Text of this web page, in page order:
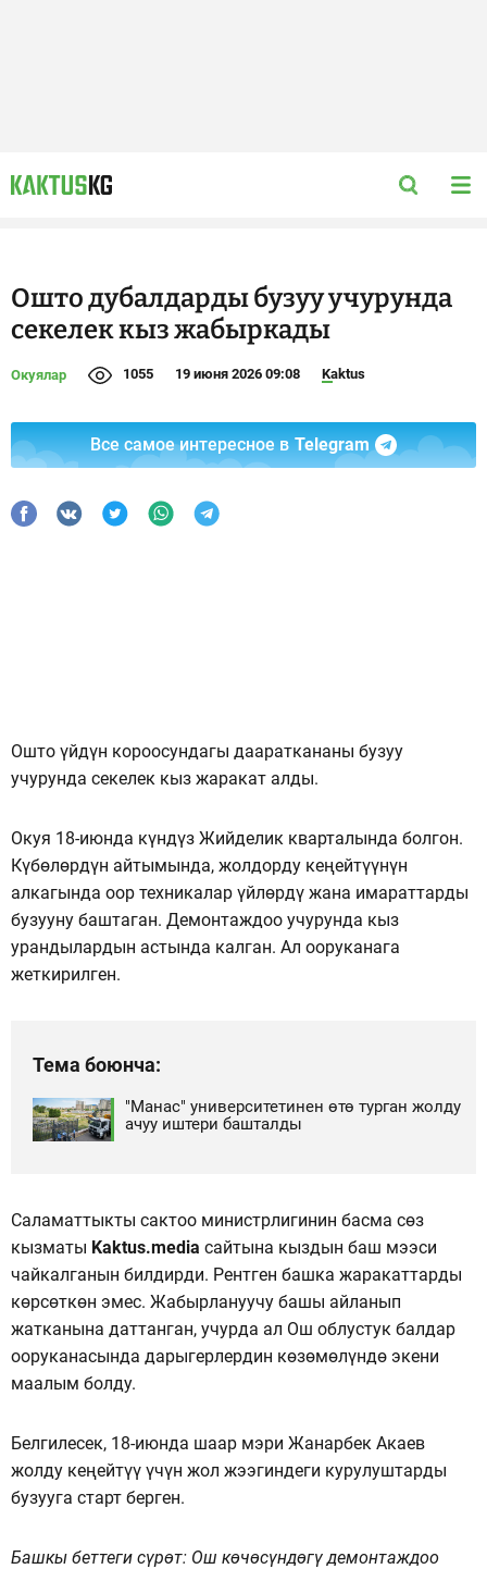
Ошто дубалдарды бузуу учурунда
секелек кыз жабыркады
Окуялар 1055 19 июня 2026 09:08 Kaktus
Все самое интересное в Telegram
Ошто үйдүн короосундагы даараткананы бузуу
учурунда секелек кыз жаракат алды.
Окуя 18-июнда күндүз Жийделик кварталында болгон.
Күбөлөрдүн айтымында, жолдорду кеңейтүүнүн
алкагында оор техникалар үйлөрдү жана имараттарды
бузууну баштаган. Демонтаждоо учурунда кыз
урандылардын астында калган. Ал ооруканага
жеткирилген.
Тема боюнча:
"Манас" университетинен өтө турган жолду
ачуу иштери башталды
Саламаттыкты сактоо министрлигинин басма сөз
кызматы Kaktus.media сайтына кыздын баш мээси
чайкалганын билдирди. Рентген башка жаракаттарды
көрсөткөн эмес. Жабырлануучу башы айланып
жатканына даттанган, учурда ал Ош облустук балдар
ооруканасында дарыгерлердин көзөмөлүндө экени
маалым болду.
Белгилесек, 18-июнда шаар мэри Жанарбек Акаев
жолду кеңейтүү үчүн жол жээгиндеги курулуштарды
бузууга старт берген.
Башкы беттеги сүрөт: Ош көчөсүндөгү демонтаждоо